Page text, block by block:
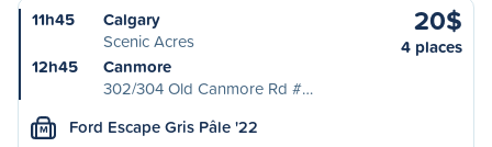
11h45
Calgary
Scenic Acres
12h45
Canmore
302/304 Old Canmore Rd #…
20$
4 places
M Ford Escape Gris Pâle '22